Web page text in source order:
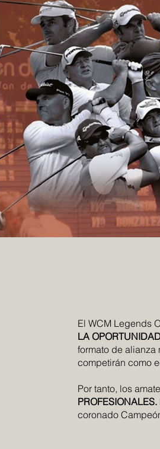
El WCM Legends
LA
formato de
competirán como
Por tanto, los
PROFESIONALES.
coronado